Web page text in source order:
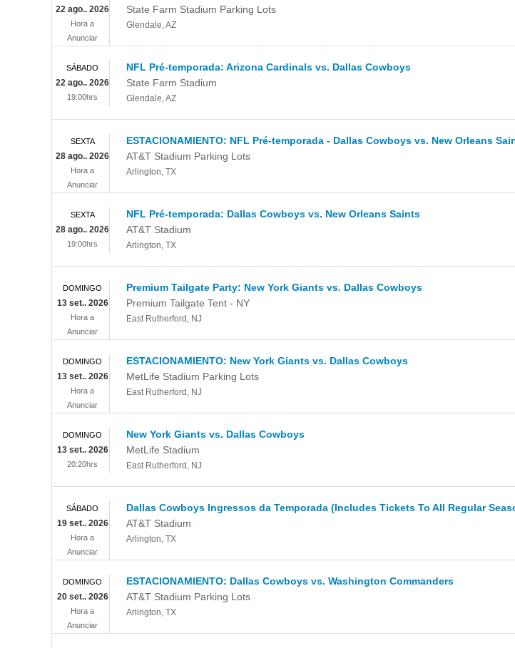
State Farm Stadium Parking Lots
Glendale,AZ
22 ago.. 2026
Hora a
Anunciar
NFL Pré-temporada: Arizona Cardinals vs. Dallas Cowboys
State Farm Stadium
Glendale,AZ
SÁBADO
22 ago.. 2026
19:00hrs
ESTACIONAMIENTO: NFL Pré-temporada - Dallas Cowboys vs. New Orleans
AT&T Stadium Parking Lots
Arlington, TX
SEXTA
28 ago.. 2026
Hora a
Anunciar
NFL Pré-temporada: Dallas Cowboys vs. New Orleans Saints
AT&T Stadium
Arlington, TX
SEXTA
28 ago.. 2026
19:00hrs
Premium Tailgate Party: New York Giants vs. Dallas Cowboys
Premium Tailgate Tent - NY
East Rutherford , NJ
DOMINGO
13 set.. 2026
Hora a
Anunciar
ESTACIONAMIENTO: New York Giants vs. Dallas Cowboys
MetLife Stadium Parking Lots
East Rutherford , NJ
DOMINGO
13 set.. 2026
Hora a
Anunciar
New York Giants vs. Dallas Cowboys
MetLife Stadium
East Rutherford , NJ
DOMINGO
13 set.. 2026
20:20hrs
Dallas Cowboys Ingressos da Temporada (Includes Tickets To All Regular
AT&T Stadium
Arlington, TX
SÁBADO
19 set.. 2026
Hora a
Anunciar
ESTACIONAMIENTO: Dallas Cowboys vs. Washington Commanders
AT&T Stadium Parking Lots
Arlington, TX
DOMINGO
20 set.. 2026
Hora a
Anunciar